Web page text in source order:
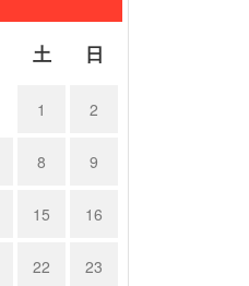
土 日
1 2
8 9
15 16
22 23